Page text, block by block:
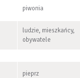
piwonia
ludzie, mieszkańcy,
obywatele
pieprz